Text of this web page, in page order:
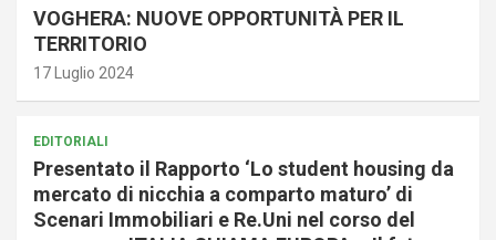
VOGHERA: NUOVE OPPORTUNITÀ PER IL
TERRITORIO
17 Luglio 2024
EDITORIALI
Presentato il Rapporto ‘Lo student housing da
mercato di nicchia a comparto maturo’ di
Scenari Immobiliari e Re.Uni nel corso del